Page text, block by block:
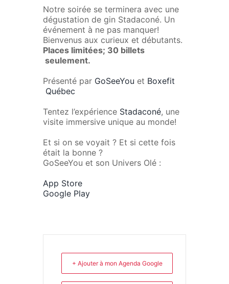
Notre soirée se terminera avec une
dégustation de gin Stadaconé. Un
événement à ne pas manquer!
Bienvenus aux curieux et débutants.
Places limitées; 30 billets
seulement.
Présenté par GoSeeYou et Boxefit
Québec
Tentez l’expérience Stadaconé, une
visite immersive unique au monde!
Et si on se voyait ? Et si cette fois
était la bonne ?
GoSeeYou et son Univers Olé :
App Store
Google Play
+ Ajouter à mon Agenda Google